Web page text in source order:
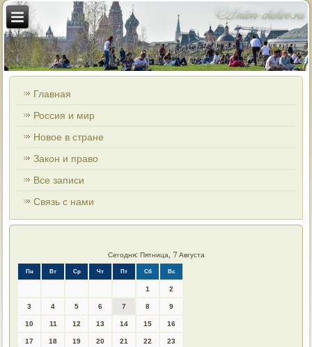
Главная
Россия и мир
Новое в стране
Закон и право
Все записи
Связь с нами
Сегодня: Пятница, 7 Августа
Пн Вт Ср Чт Пт Сб Вс
1 2
3 4 5 6 7 8 9
10 11 12 13 14 15 16
17 18 19 20 21 22 23